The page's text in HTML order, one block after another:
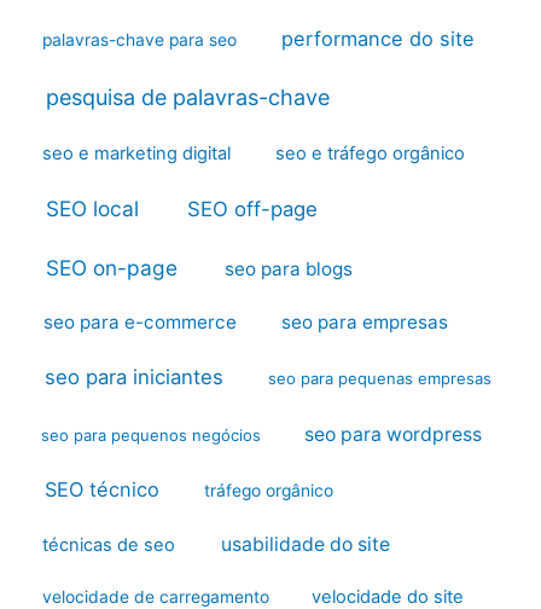
palavras-chave para seo performance do site
pesquisa de palavras-chave
seo e marketing digital seo e tráfego orgânico
SEO local SEO off-page
SEO on-page seo para blogs
seo para e-commerce seo para empresas
seo para iniciantes seo para pequenas empresas
seo para pequenos negócios seo para wordpress
SEO técnico tráfego orgânico
técnicas de seo usabilidade do site
velocidade de carregamento velocidade do site